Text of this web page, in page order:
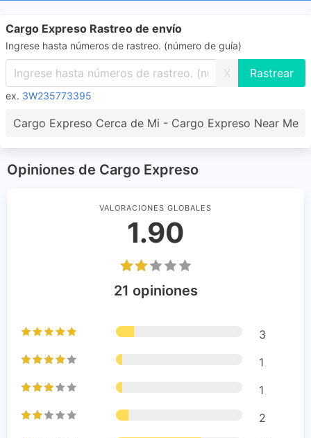
Cargo Expreso Rastreo de envío
Ingrese hasta números de rastreo. (número de guía)
X
ex. 3W235773395
Cargo Expreso Cerca de Mi - Cargo Expreso Near Me
Opiniones de Cargo Expreso
VALORACIONES GLOBALES
1.90
21 opiniones
3
1
1
2